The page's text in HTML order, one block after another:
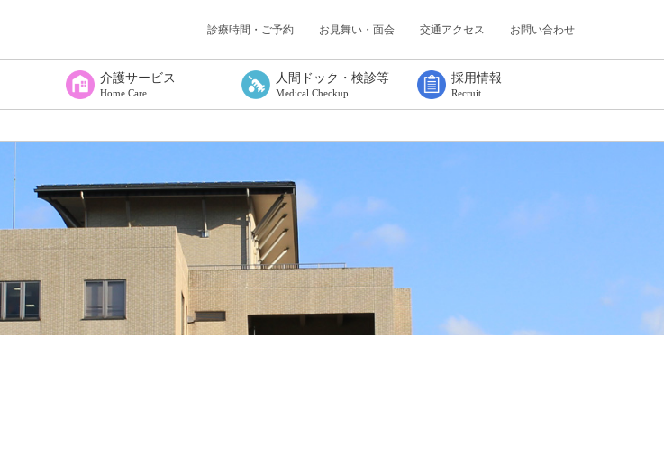
診療時間・ご予約 お見舞い・面会 交通アクセス お問い合わせ
介護サービス
Home Care
人間ドック・検診等
Medical Checkup
採用情報
Recruit